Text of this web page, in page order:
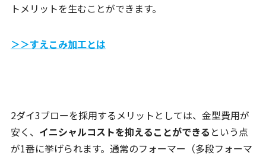
トメリットを生むことができます。
＞＞すえこみ加工とは
2ダイ3ブローを採用するメリットとしては、金型費用が
安く、 イニシャルコストを抑えることができる という点
が1番に挙げられます。通常のフォーマー（多段フォーマ